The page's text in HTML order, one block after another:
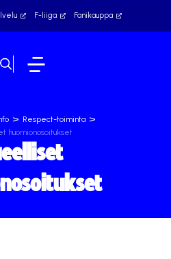
F-liiga Fanikauppa
> Respect-toiminta >
huomionosoitukset